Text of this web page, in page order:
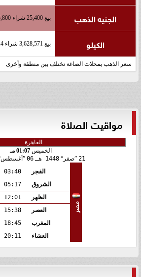
الجنيه الذهب بيع 25,400 شراء 25,800
الكيلو بيع 3,628,571 شراء 3,685,714
سعر الذهب بمحلات الصاغة تختلف بين منطقة وأخرى
مواقيت الصلاة
الخميس01:07 مـ
21 صفر 1448 هـ 06 أغسطس
مصر
الفجر
03:40
الشروق
05:17
الظهر
12:01
العصر
15:38
المغرب
18:45
العشاء
20:11